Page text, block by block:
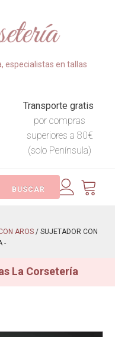
especialistas en tallas
Transporte gratis
por compras
superiores a 80€
(solo Península)
BUSCAR
AROS / SUJETADOR CON
-
La Corsetería